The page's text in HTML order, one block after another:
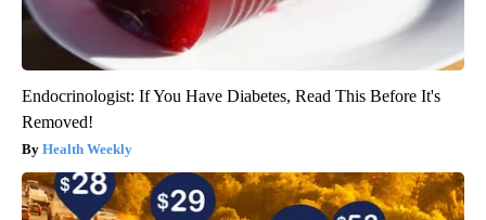
Endocrinologist: If You Have Diabetes, Read This Before It's
Removed!
Health Weekly